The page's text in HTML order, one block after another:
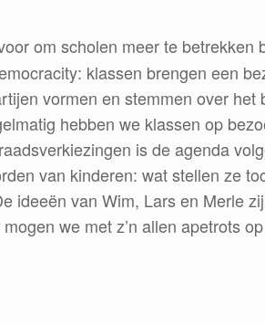
om scholen meer te betrekken
klassen brengen een
vormen en stemmen over het
hebben we klassen op
is de agenda
van kinderen: wat stellen ze
ideeën van Wim, Lars en Merle
we met z’n allen apetrots